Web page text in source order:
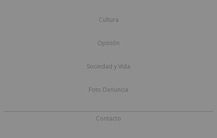
Cultura
Opinión
Sociedad y Vida
Foto Denuncia
Contacto